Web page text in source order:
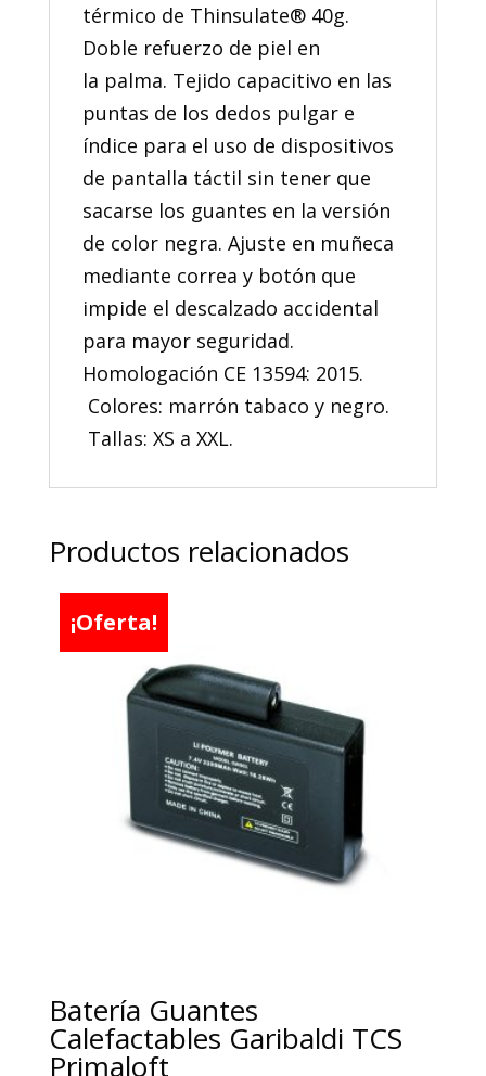
térmico de Thinsulate® 40g.
Doble refuerzo de piel en
la palma. Tejido capacitivo en las
puntas de los dedos pulgar e
índice para el uso de dispositivos
de pantalla táctil sin tener que
sacarse los guantes en la versión
de color negra. Ajuste en muñeca
mediante correa y botón que
impide el descalzado accidental
para mayor seguridad.
Homologación CE 13594: 2015.
Colores: marrón tabaco y negro.
Tallas: XS a XXL.
Productos relacionados
¡Oferta!
Batería Guantes
Calefactables Garibaldi TCS
Primaloft